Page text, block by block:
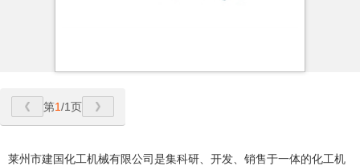
第1/1页
莱州市建国化工机械有限公司是集科研、开发、销售于一体的化工机